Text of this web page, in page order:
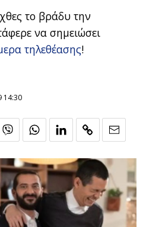
το βράδυ την
να σημειώσει
τηλεθέασης!
14:30